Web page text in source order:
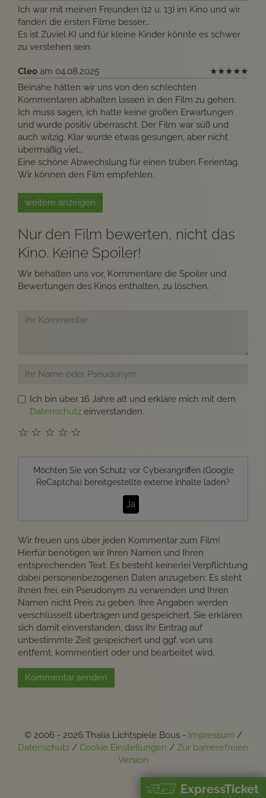
ExpressTicket
Ich war mit meinen Freunden (12 u. 13) im Kino und wir
fanden die ersten Filme besser…
Es ist Zuviel KI und für kleine Kinder könnte es schwer
zu verstehen sein.
Cleo am 04.08.2025 ★★★★★
Beinahe hätten wir uns von den schlechten
Kommentaren abhalten lassen in den Film zu gehen.
Ich muss sagen, ich hatte keine großen Erwartungen
und wurde positiv überrascht. Der Film war süß und
auch witzig. Klar wurde etwas gesungen, aber nicht
übermäßig viel…
Eine schöne Abwechslung für einen trüben Ferientag.
Wir können den Film empfehlen.
weitere anzeigen
Nur den Film bewerten, nicht das
Kino. Keine Spoiler!
Wir behalten uns vor, Kommentare die Spoiler und
Bewertungen des Kinos enthalten, zu löschen.
Ich bin über 16 Jahre alt und erkläre mich mit dem
Datenschutz einverstanden.
☆
☆
☆
☆
☆
Möchten Sie von Schutz vor Cyberangriffen (Google
ReCaptcha) bereitgestellte externe Inhalte laden?
Ja
Wir freuen uns über jeden Kommentar zum Film!
Hierfür benötigen wir Ihren Namen und Ihren
entsprechenden Text. Es besteht keinerlei Verpflichtung
dabei personenbezogenen Daten anzugeben: Es steht
Ihnen frei, ein Pseudonym zu verwenden und Ihren
Namen nicht Preis zu geben. Ihre Angaben werden
verschlüsselt übertragen und gespeichert. Sie erklären
sich damit einverstanden, dass Ihr Eintrag auf
unbestimmte Zeit gespeichert und ggf. von uns
entfernt, kommentiert oder und bearbeitet wird.
Kommentar senden
© 2006 - 2026 Thalia Lichtspiele Bous - Impressum /
Datenschutz / Cookie Einstellungen / Zur barrierefreien
Version